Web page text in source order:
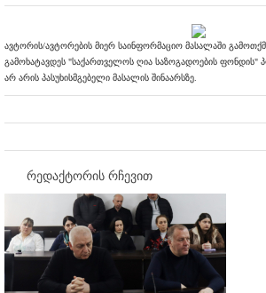
ავტორის/ავტორების მიერ საინფორმაციო მასალაში
გამოხატავდეს "საქართველოს ღია საზოგადოების ფონდის"
არ არის პასუხისმგებელი მასალის შინაარსზე.
რედაქტორის რჩევით